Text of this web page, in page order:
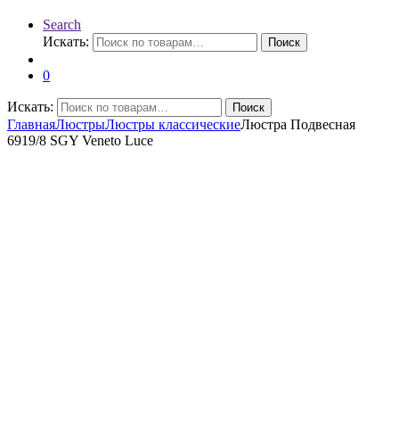
Search
Искать:
Поиск
0
Искать: Поиск
ГлавнаяЛюстрыЛюстры классическиеЛюстра Подвесная
6919/8 SGY Veneto Luce